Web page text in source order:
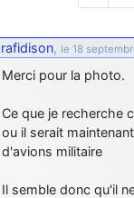
:
fox_50: Bonjour,
meeting de Lann
cachée dans les pins
jericho: Bonne
2026 !
année!
rafidison, le 18
Merci pour la photo.
Ce que je recherche
ou il serait
d'avions militaire
Il semble donc qu'il